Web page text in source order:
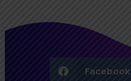
Facebook